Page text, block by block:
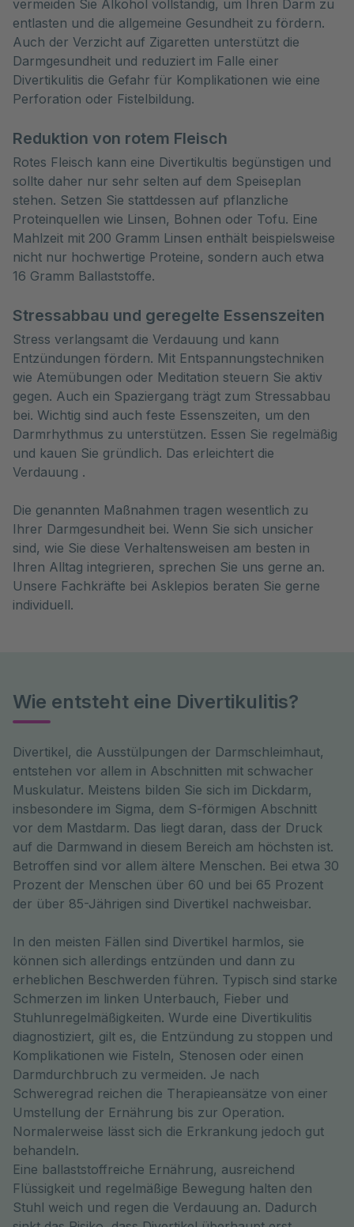
vermeiden Sie Alkohol vollständig, um Ihren Darm zu
entlasten und die allgemeine Gesundheit zu fördern.
Auch der Verzicht auf Zigaretten unterstützt die
Darmgesundheit und reduziert im Falle einer
Divertikulitis die Gefahr für Komplikationen wie eine
Perforation oder Fistelbildung.
Reduktion von rotem Fleisch
Rotes Fleisch kann eine Divertikultis begünstigen und
sollte daher nur sehr selten auf dem Speiseplan
stehen. Setzen Sie stattdessen auf pflanzliche
Proteinquellen wie Linsen, Bohnen oder Tofu. Eine
Mahlzeit mit 200 Gramm Linsen enthält beispielsweise
nicht nur hochwertige Proteine, sondern auch etwa
16 Gramm Ballaststoffe.
Stressabbau und geregelte Essenszeiten
Stress verlangsamt die Verdauung und kann
Entzündungen fördern. Mit Entspannungstechniken
wie Atemübungen oder Meditation steuern Sie aktiv
gegen. Auch ein Spaziergang trägt zum Stressabbau
bei. Wichtig sind auch feste Essenszeiten, um den
Darmrhythmus zu unterstützen. Essen Sie regelmäßig
und kauen Sie gründlich. Das erleichtert die
Verdauung .
Die genannten Maßnahmen tragen wesentlich zu
Ihrer Darmgesundheit bei. Wenn Sie sich unsicher
sind, wie Sie diese Verhaltensweisen am besten in
Ihren Alltag integrieren, sprechen Sie uns gerne an.
Unsere Fachkräfte bei Asklepios beraten Sie gerne
individuell.
Wie entsteht eine Divertikulitis?
Divertikel, die Ausstülpungen der Darmschleimhaut,
entstehen vor allem in Abschnitten mit schwacher
Muskulatur. Meistens bilden Sie sich im Dickdarm,
insbesondere im Sigma, dem S-förmigen Abschnitt
vor dem Mastdarm. Das liegt daran, dass der Druck
auf die Darmwand in diesem Bereich am höchsten ist.
Betroffen sind vor allem ältere Menschen. Bei etwa 30
Prozent der Menschen über 60 und bei 65 Prozent
der über 85-Jährigen sind Divertikel nachweisbar.
In den meisten Fällen sind Divertikel harmlos, sie
können sich allerdings entzünden und dann zu
erheblichen Beschwerden führen. Typisch sind starke
Schmerzen im linken Unterbauch, Fieber und
Stuhlunregelmäßigkeiten. Wurde eine Divertikulitis
diagnostiziert, gilt es, die Entzündung zu stoppen und
Komplikationen wie Fisteln, Stenosen oder einen
Darmdurchbruch zu vermeiden. Je nach
Schweregrad reichen die Therapieansätze von einer
Umstellung der Ernährung bis zur Operation.
Normalerweise lässt sich die Erkrankung jedoch gut
behandeln.
Eine ballaststoffreiche Ernährung, ausreichend
Flüssigkeit und regelmäßige Bewegung halten den
Stuhl weich und regen die Verdauung an. Dadurch